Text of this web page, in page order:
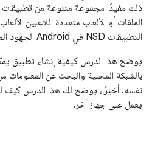
ذلك مفيدًا مجموعة متنوعة من تطبيقات
الملفات أو الألعاب متعددة اللاعبين
التطبيقات NSD في Android الجهود المطلوبة لتنفيذ مثل هذه الميزات.
يوضح هذا الدرس كيفية إنشاء تطبيق
بالشبكة المحلية والبحث عن
نفسه. أخيرًا، يوضح لك هذا الدرس كيف
يعمل على جهاز آخر.